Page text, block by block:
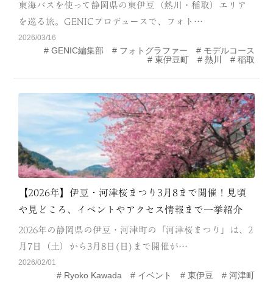
ABOUT
MODEL COURSE
EVENT
COLUMN
LINK
東海バスを使って静岡県の東伊豆（熱川・稲取）エリア
を巡る旅。GENICプロデュースで、フォト…
2026/03/16
GENIC編集部 フォトグラファー
モデルコース
東伊豆町
熱川 稲取
【2026年】伊豆・河津桜まつり3月8まで開催！見頃
や見どころ、イベントやアクセス情報まで一挙紹介
2026年の静岡県の伊豆・河津町の「河津桜まつり」は、2
月7日（土）から3月8日(日)まで開催が…
2026/02/01
Ryoko Kawada イベント 東伊豆 河津町